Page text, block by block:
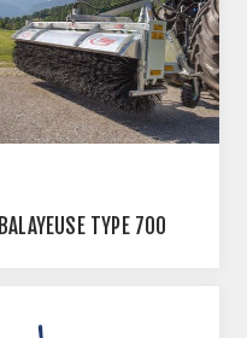
BALAYEUSE TYPE 700